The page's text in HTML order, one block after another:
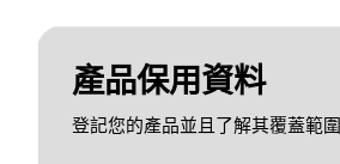
產品保用資料
登記您的產品並且了解其覆蓋範圍